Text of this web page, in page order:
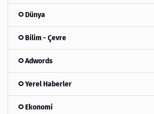
Dünya
Bilim - Çevre
Adwords
Yerel Haberler
Ekonomi